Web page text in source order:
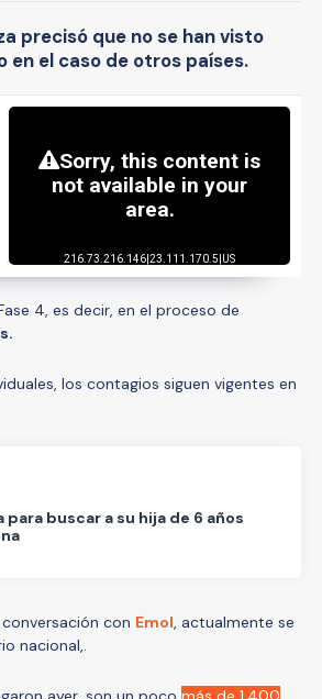
precisó que no se han visto
en el caso de otros países.
4, es decir, en el proceso de
los contagios siguen vigentes en
buscar a su hija de 6 años
con Emol, actualmente se
nacional,.